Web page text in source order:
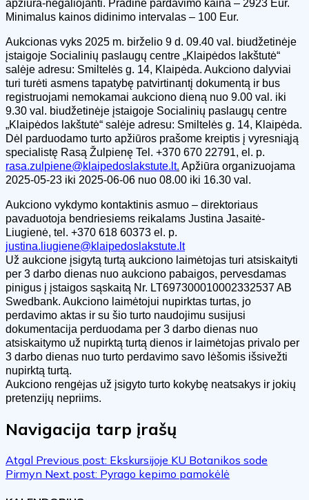
apžiūra-negaliojanti. Pradinė pardavimo kaina – 2923 Eur.
Minimalus kainos didinimo intervalas – 100 Eur.
Aukcionas vyks 2025 m. birželio 9 d. 09.40 val. biudžetinėje
įstaigoje Socialinių paslaugų centre „Klaipėdos lakštutė“
salėje adresu: Smiltelės g. 14, Klaipėda. Aukciono dalyviai
turi turėti asmens tapatybę patvirtinantį dokumentą ir bus
registruojami nemokamai aukciono dieną nuo 9.00 val. iki
9.30 val. biudžetinėje įstaigoje Socialinių paslaugų centre
„Klaipėdos lakštutė“ salėje adresu: Smiltelės g. 14, Klaipėda.
Dėl parduodamo turto apžiūros prašome kreiptis į vyresniąją
specialistę Rasą Žulpienę Tel. +370 670 22791, el. p.
rasa.zulpiene@klaipedoslakstute.lt. Apžiūra organizuojama
2025-05-23 iki 2025-06-06 nuo 08.00 iki 16.30 val.
Aukciono vykdymo kontaktinis asmuo – direktoriaus
pavaduotoja bendriesiems reikalams Justina Jasaitė-
Liugienė, tel. +370 618 60373 el. p.
justina.liugiene@klaipedoslakstute.lt
Už aukcione įsigytą turtą aukciono laimėtojas turi atsiskaityti
per 3 darbo dienas nuo aukciono pabaigos, pervesdamas
pinigus į įstaigos sąskaitą Nr. LT697300010002332537 AB
Swedbank. Aukciono laimėtojui nupirktas turtas, jo
perdavimo aktas ir su šio turto naudojimu susijusi
dokumentacija perduodama per 3 darbo dienas nuo
atsiskaitymo už nupirktą turtą dienos ir laimėtojas privalo per
3 darbo dienas nuo turto perdavimo savo lėšomis išsivežti
nupirktą turtą.
Aukciono rengėjas už įsigyto turto kokybę neatsakys ir jokių
pretenzijų nepriims.
Navigacija tarp įrašų
Atgal Previous post: Ekskursijoje KU Botanikos sode
Pirmyn Next post: Pyrago kepimo pamokėlė